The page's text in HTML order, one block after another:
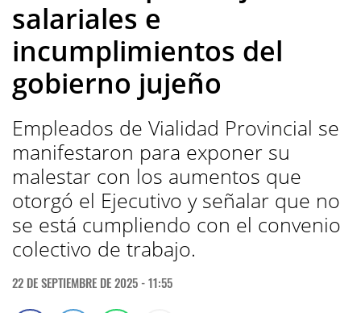
salariales e
incumplimientos del
gobierno jujeño
Empleados de Vialidad Provincial se
manifestaron para exponer su
malestar con los aumentos que
otorgó el Ejecutivo y señalar que no
se está cumpliendo con el convenio
colectivo de trabajo.
22 DE SEPTIEMBRE DE 2025 - 11:55